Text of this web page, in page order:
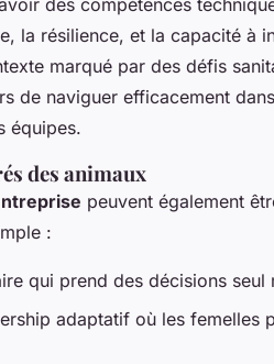
des compétences
la résilience, et la capacité à
marqué par des défis
de naviguer efficacement
équipes.
des animaux
peuvent également
:
qui prend des décisions
adaptatif où les femelles